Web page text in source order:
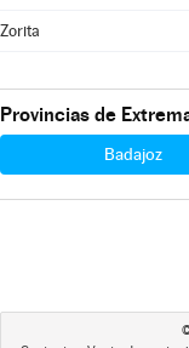
Zorita
Provincias de
Badajoz